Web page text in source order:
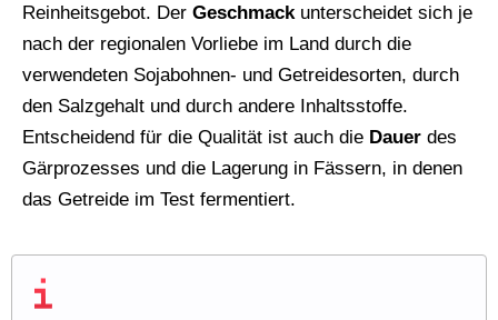
Reinheitsgebot. Der Geschmack unterscheidet sich je
nach der regionalen Vorliebe im Land durch die
verwendeten Sojabohnen- und Getreidesorten, durch
den Salzgehalt und durch andere Inhaltsstoffe.
Entscheidend für die Qualität ist auch die Dauer des
Gärprozesses und die Lagerung in Fässern, in denen
das Getreide im Test fermentiert.